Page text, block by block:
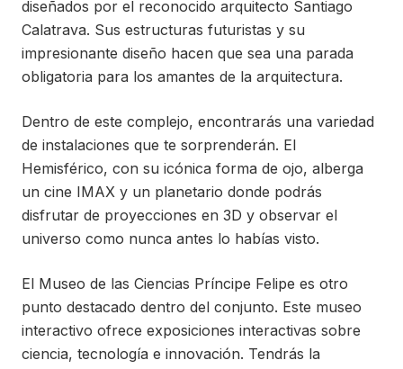
diseñados por el reconocido arquitecto Santiago
Calatrava. Sus estructuras futuristas y su
impresionante diseño hacen que sea una parada
obligatoria para los amantes de la arquitectura.
Dentro de este complejo, encontrarás una variedad
de instalaciones que te sorprenderán. El
Hemisférico, con su icónica forma de ojo, alberga
un cine IMAX y un planetario donde podrás
disfrutar de proyecciones en 3D y observar el
universo como nunca antes lo habías visto.
El Museo de las Ciencias Príncipe Felipe es otro
punto destacado dentro del conjunto. Este museo
interactivo ofrece exposiciones interactivas sobre
ciencia, tecnología e innovación. Tendrás la